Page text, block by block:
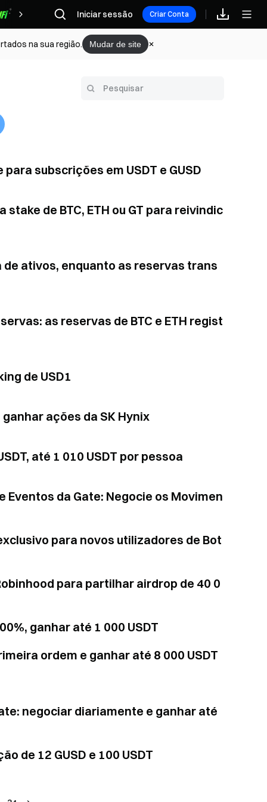
Recompensas
Iniciar sessão Criar Conta
na sua região. Mudar de site
subscrições em USDT e GUSD
de BTC, ETH ou GT para reivindic
de ativos, enquanto as reservas trans
as reservas de BTC e ETH regist
de USD1
ações da SK Hynix
até 1 010 USDT por pessoa
da Gate: Negocie os Movimen
para novos utilizadores de Bot
para partilhar airdrop de 40 0
ganhar até 1 000 USDT
ordem e ganhar até 8 000 USDT
negociar diariamente e ganhar até
de 12 GUSD e 100 USDT